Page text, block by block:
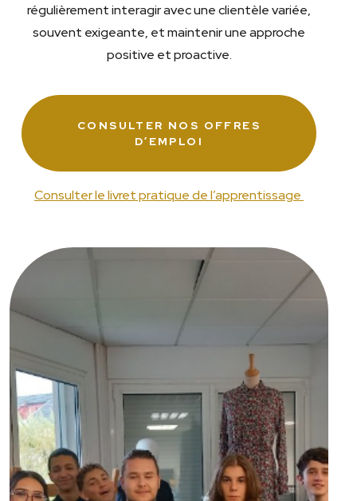
régulièrement interagir avec une clientèle variée,
souvent exigeante, et maintenir une approche
positive et proactive.
CONSULTER NOS OFFRES
D’EMPLOI
Consulter le livret pratique de l’apprentissage